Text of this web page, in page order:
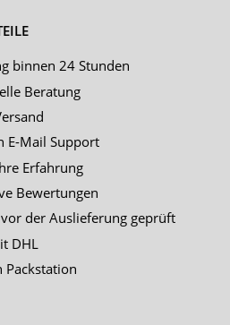
binnen 24 Stunden
Beratung
E-Mail Support
Erfahrung
Bewertungen
der Auslieferung geprüft
DHL
Packstation